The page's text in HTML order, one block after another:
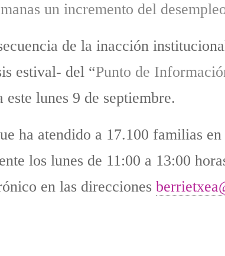
un incremento del
de la inacción
estival- del “Punto de
lunes 9 de septiembre.
ha atendido a 17.100 familias
los lunes de 11:00 a 13:00
en las direcciones